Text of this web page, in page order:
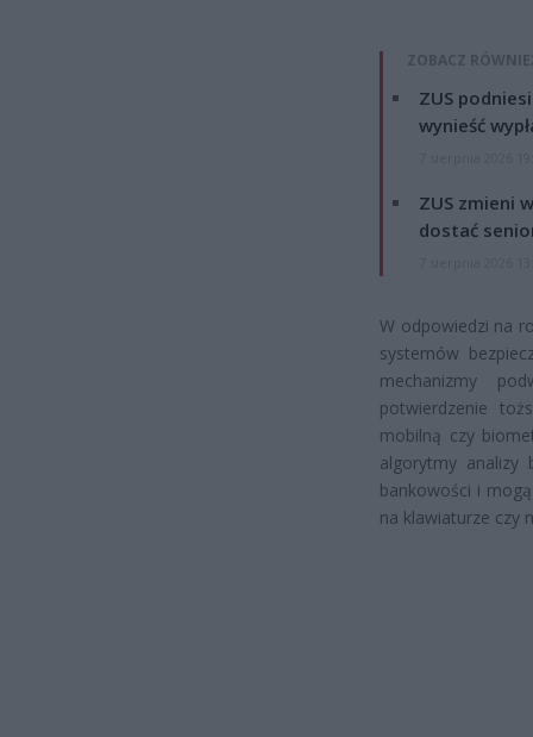
ZOBACZ
ZUS
wynieść
ZUS zmieni
dostać
W odpowiedzi na
systemów
mechanizmy
potwierdzenie
mobilną czy
algorytmy analizy
bankowości i
na klawiaturze czy